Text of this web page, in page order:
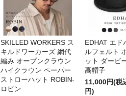
SKILLED WORKERS ス
キルドワーカーズ 網代
編み オープンクラウン
ハイクラウン ペーパー
ストローハット ROBIN-
ロビン
EDHAT エド
ルフェルト
ット ダービ
高帽子
11,000円(税
円)